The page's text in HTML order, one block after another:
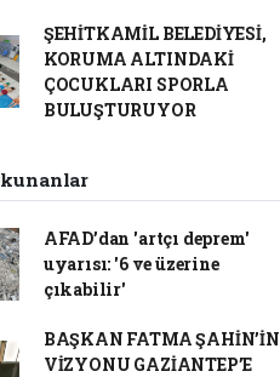
ŞEHİTKAMİL BELEDİYESİ,
KORUMA ALTINDAKİ
ÇOCUKLARI SPORLA
BULUŞTURUYOR
AFAD’dan 'artçı deprem'
uyarısı: '6 ve üzerine
çıkabilir'
BAŞKAN FATMA ŞAHİN’İN
VİZYONU GAZİANTEP’E